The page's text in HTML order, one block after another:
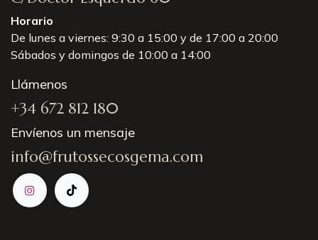
Horario
De lunes a viernes: 9:30 a 15:00 y de 17:00 a 20:00
Sábados y domingos de 10:00 a 14:00
Llámenos
+34 672 812 180
Envíenos un mensaje
info@frutossecosgema.com